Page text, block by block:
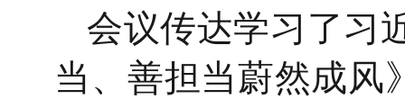
会议传达学习了习
当、善担当蔚然成风